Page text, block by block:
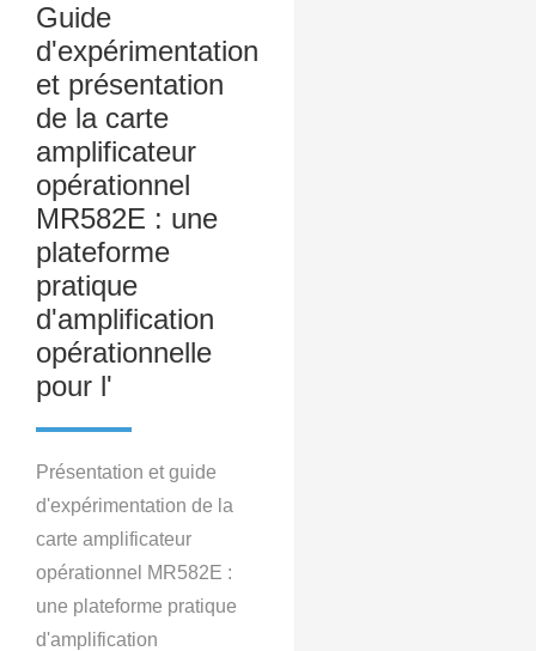
Guide
d'expérimentation
et présentation
de la carte
amplificateur
opérationnel
MR582E : une
plateforme
pratique
d'amplification
opérationnelle
pour l'
Présentation et guide
d'expérimentation de la
carte amplificateur
opérationnel MR582E :
une plateforme pratique
d'amplification